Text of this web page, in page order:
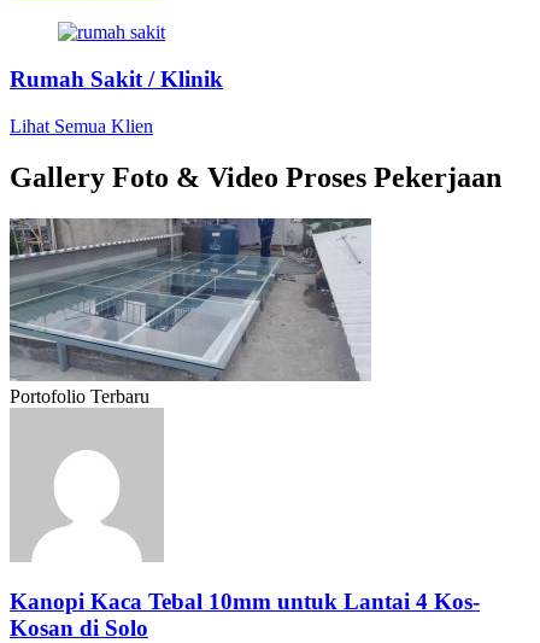
Rumah Sakit / Klinik
Lihat Semua Klien
Gallery Foto & Video Proses Pekerjaan
Portofolio Terbaru
Kanopi Kaca Tebal 10mm untuk Lantai 4 Kos-
Kosan di Solo